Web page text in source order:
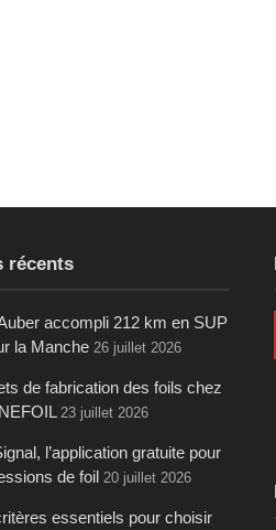
récents
accompli 212 km en SUP
la Manche 26 juillet 2026
de fabrication des foils chez
23 juillet 2026
l’application gratuite pour
de foil 20 juillet 2026
essentiels pour choisir